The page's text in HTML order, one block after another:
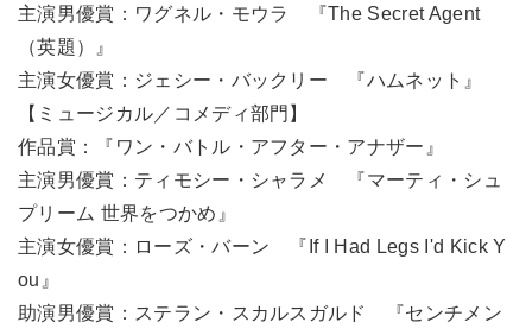
主演男優賞：ワグネル・モウラ 『The Secret Agent
（英題）』
主演女優賞：ジェシー・バックリー 『ハムネット』
【ミュージカル／コメディ部門】
作品賞：『ワン・バトル・アフター・アナザー』
主演男優賞：ティモシー・シャラメ 『マーティ・シュ
プリーム 世界をつかめ』
主演女優賞：ローズ・バーン 『If I Had Legs I'd Kick Y
ou』
助演男優賞：ステラン・スカルスガルド 『センチメン